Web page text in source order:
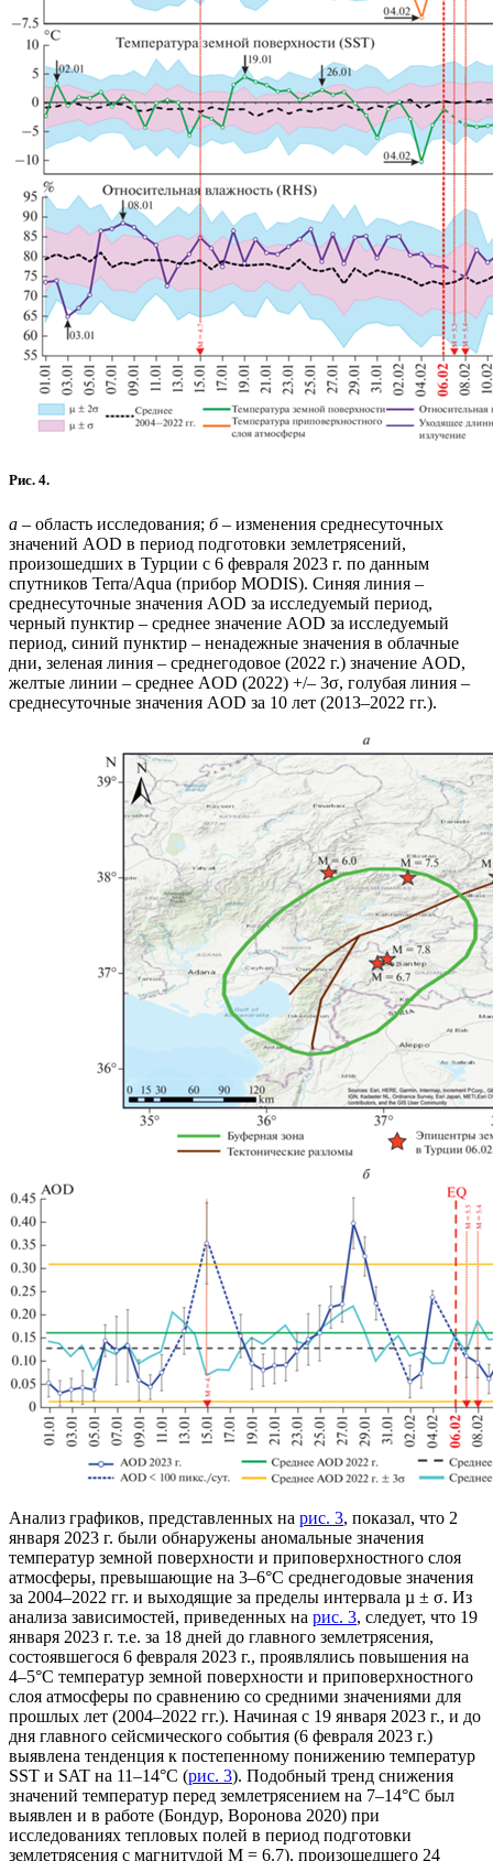
Рис. 4.
а – область исследования; б– изменения среднесуточных
значений AOD в период подготовки землетрясений,
произошедших в Турции с 6 февраля 2023 г. по данным
спутников Terra/Aqua (прибор MODIS). Синяя линия –
среднесуточные значения AOD за исследуемый период,
черный пунктир – среднее значение AOD за исследуемый
период, синий пунктир – ненадежные значения в облачные
дни, зеленая линия – среднегодовое (2022 г.) значение AOD,
желтые линии – среднее AOD (2022) +/– 3σ, голубая линия –
среднесуточные значения AOD за 10 лет (2013–2022 гг.).
Анализ графиков, представленных на рис. 3, показал, что 2
января 2023 г. были обнаружены аномальные значения
температур земной поверхности и приповерхностного слоя
атмосферы, превышающие на 3–6°С среднегодовые значения
за 2004–2022 гг. и выходящие за пределы интервала µ ± σ. Из
анализа зависимостей, приведенных на рис. 3, следует, что 19
января 2023 г. т.е. за 18 дней до главного землетрясения,
состоявшегося 6 февраля 2023 г., проявлялись повышения на
4–5°С температур земной поверхности и приповерхностного
слоя атмосферы по сравнению со средними значениями для
прошлых лет (2004–2022 гг.). Начиная с 19 января 2023 г., и до
дня главного сейсмического события (6 февраля 2023 г.)
выявлена тенденция к постепенному понижению температур
SST и SAT на 11–14°С (рис. 3). Подобный тренд снижения
значений температур перед землетрясением на 7–14°С был
выявлен и в работе (Бондур, Воронова 2020) при
исследованиях тепловых полей в период подготовки
землетрясения с магнитудой М = 6.7), произошедшего 24